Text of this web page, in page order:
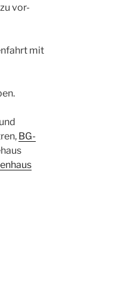
vor-
mit
BG-